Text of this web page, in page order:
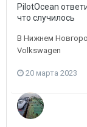
PilotOcean
что случилось
В Нижнем
Volkswagen
20 марта 2023